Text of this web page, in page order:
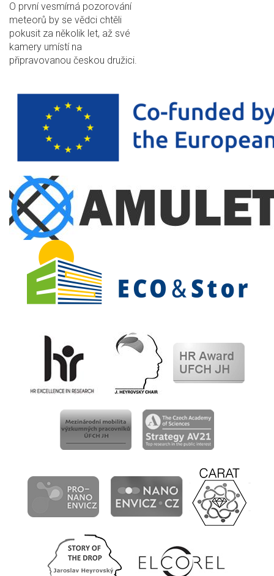
O první vesmírná pozorování
meteorů by se vědci chtěli
pokusit za několik let, až své
kamery umístí na
připravovanou českou družici.